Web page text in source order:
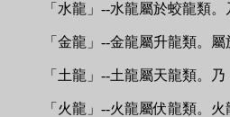
「水龍」--水龍屬於蛟龍類
「金龍」--金龍屬升龍類。
「土龍」--土龍屬天龍類。
「火龍」--火龍屬伏龍類。